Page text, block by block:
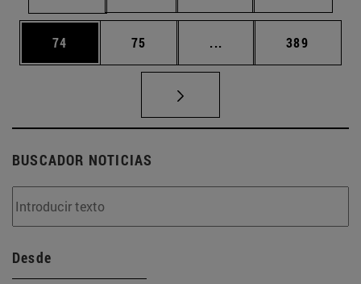
Página
74 Página
75 ... Páginas intermedias
Página
389
BUSCADOR NOTICIAS
Desde